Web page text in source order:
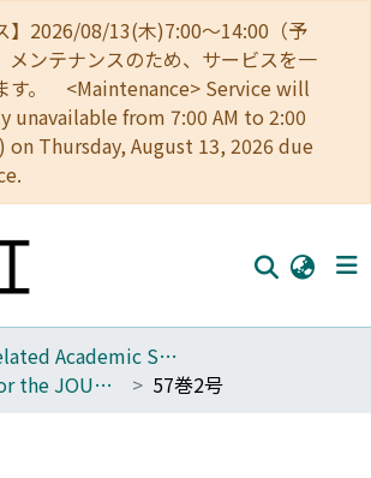
】2026/08/13(木)7:00～14:00（予
メンテナンスのため、サービスを一
す。 <Maintenance> Service will
unavailable from 7:00 AM to 2:00
Thursday, August 13, 2026 due
007_Related Academic Societies
THE SHIRIN or the JOURNAL OF HISTORY
57巻2号